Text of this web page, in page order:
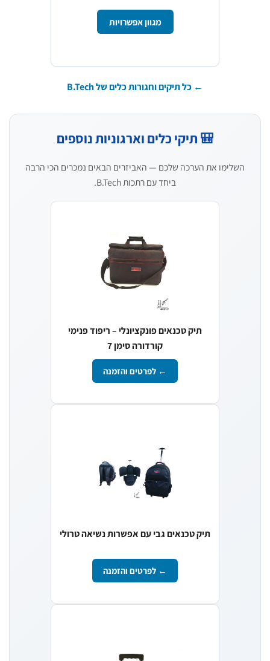
מגוון אפשרויות
← כל תיקים וחגורות כלים של B.Tech
🎒 תיקי כלים וארגוניות נוספים
השלימו את הערכה שלכם — האביזרים הבאים נמכרים הכי הרבה
ביחד עם רתכות B.Tech.
תיק טכנאים פונקציונלי – ריפוד פנימי
קורדורה סימן 7
← לפרטים והזמנה
תיק טכנאים גבי עם אפשרות נשיאה טרולי
← לפרטים והזמנה